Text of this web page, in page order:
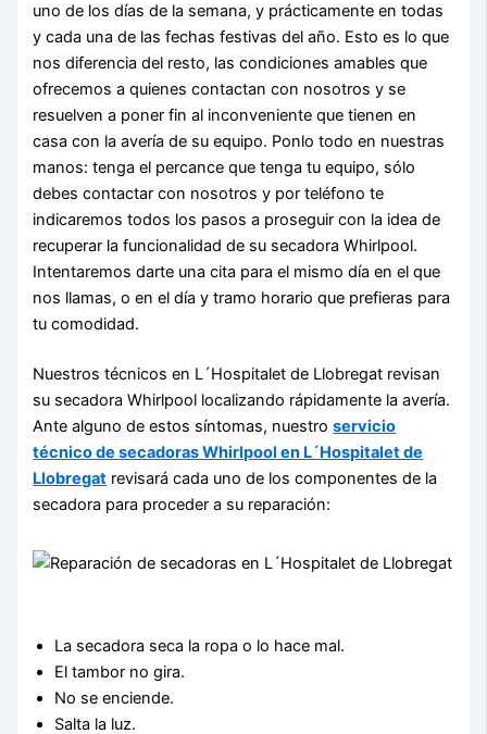
uno de los días de la semana, y prácticamente en todas
y cada una de las fechas festivas del año. Esto es lo que
nos diferencia del resto, las condiciones amables que
ofrecemos a quienes contactan con nosotros y se
resuelven a poner fin al inconveniente que tienen en
casa con la avería de su equipo. Ponlo todo en nuestras
manos: tenga el percance que tenga tu equipo, sólo
debes contactar con nosotros y por teléfono te
indicaremos todos los pasos a proseguir con la idea de
recuperar la funcionalidad de su secadora Whirlpool.
Intentaremos darte una cita para el mismo día en el que
nos llamas, o en el día y tramo horario que prefieras para
tu comodidad.
Nuestros técnicos en L´Hospitalet de Llobregat revisan
su secadora Whirlpool localizando rápidamente la avería.
Ante alguno de estos síntomas, nuestroservicio
técnico de secadoras Whirlpool en L´Hospitalet de
Llobregat revisará cada uno de los componentes de la
secadora para proceder a su reparación:
La secadora seca la ropa o lo hace mal.
El tambor no gira.
No se enciende.
Salta la luz.